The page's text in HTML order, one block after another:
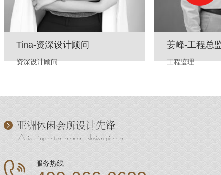
Tina-资深设计顾问
资深设计顾问
姜峰-工程总
工程监理
服务热线